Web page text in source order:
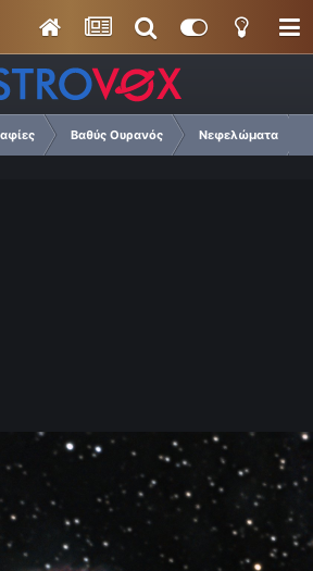
Βαθύς Ουρανός Νεφελώματα